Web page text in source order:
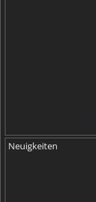
Neuigkeiten